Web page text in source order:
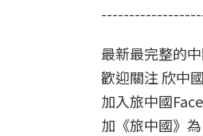
最新最完整的
歡迎關注 欣中
加入旅中國
加《旅中國》